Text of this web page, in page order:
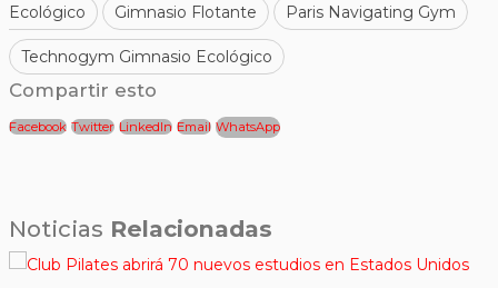
Ecológico Gimnasio Flotante Paris Navigating Gym
Technogym Gimnasio Ecológico
Compartir esto
Facebook Twitter LinkedIn Email WhatsApp
Noticias Relacionadas